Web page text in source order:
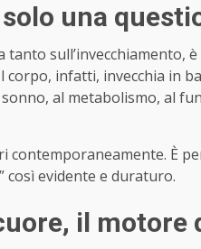
una
sull’invecchiamento,
infatti, invecchia in
al metabolismo, al
È
evidente e duraturo.
il motore